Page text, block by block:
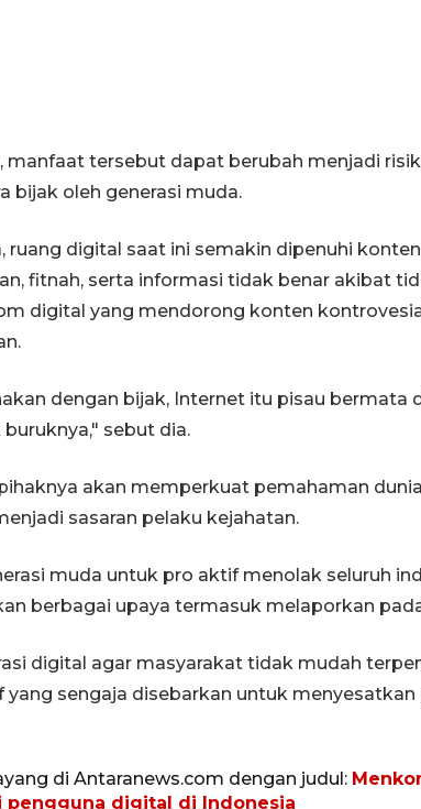
manfaat tersebut dapat berubah menjadi
bijak oleh generasi muda.
ruang digital saat ini semakin dipenuhi
fitnah, serta informasi tidak benar akibat
digital yang mendorong konten
dengan bijak, Internet itu pisau bermata
sebut dia.
akan memperkuat pemahaman
sasaran pelaku kejahatan.
muda untuk pro aktif menolak seluruh
berbagai upaya termasuk melaporkan
digital agar masyarakat tidak mudah
yang sengaja disebarkan untuk menyesatkan
di Antaranews.com dengan judul:
pengguna digital di Indonesia